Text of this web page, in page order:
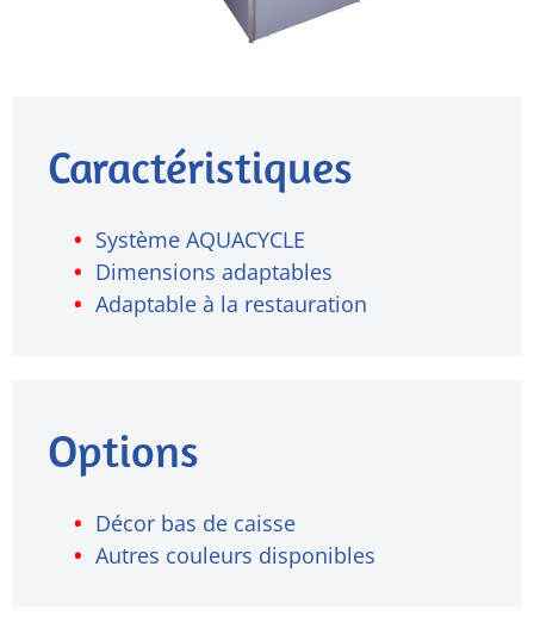
Caractéristiques
Système AQUACYCLE
Dimensions adaptables
Adaptable à la restauration
Options
Décor bas de caisse
Autres couleurs disponibles